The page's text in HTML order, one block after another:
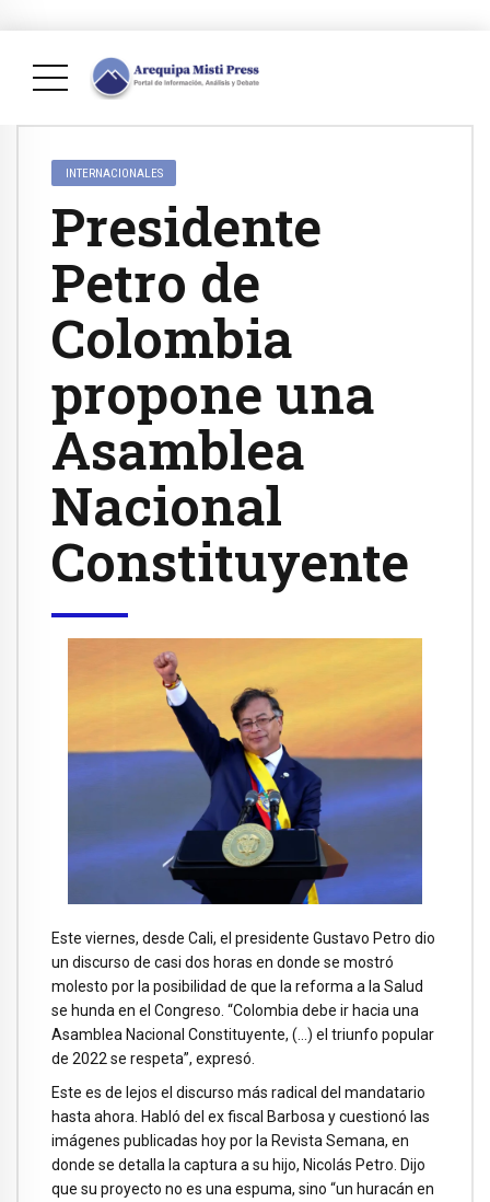
INTERNACIONALES
Presidente
Petro de
Colombia
propone una
Asamblea
Nacional
Constituyente
Este viernes, desde Cali, el presidente Gustavo Petro dio
un discurso de casi dos horas en donde se mostró
molesto por la posibilidad de que la reforma a la Salud
se hunda en el Congreso. “Colombia debe ir hacia una
Asamblea Nacional Constituyente, (…) el triunfo popular
de 2022 se respeta”, expresó.
Este es de lejos el discurso más radical del mandatario
hasta ahora. Habló del ex fiscal Barbosa y cuestionó las
imágenes publicadas hoy por la Revista Semana, en
donde se detalla la captura a su hijo, Nicolás Petro. Dijo
que su proyecto no es una espuma, sino “un huracán en